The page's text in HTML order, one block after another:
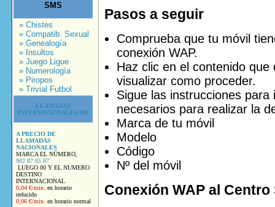
SMS
» Chistes
» Compatib. Sexual
» Genealogía
» Insultos
» Juego Ligue
» Numerología
» Piropos
» Trivial Futbol
LLAMADAS
INTERNACIONALES 902
A PRECIO DE
LLAMADAS
NACIONALES
MARCA EL NÚMERO,
902 87 65 87
LUEGO 00 Y EL NUMERO
DESTINO
INTERNACIONAL
0,04 €/min. en horario
reducido
0,06 €/min. en horario normal
Pasos a seguir
Comprueba que tu móvil
conexión WAP.
Haz clic en el contenido
visualizar como proceder.
Sigue las instrucciones
necesarios para realizar la
Marca de tu móvil
Modelo
Código
Nº del móvil
Conexión WAP al